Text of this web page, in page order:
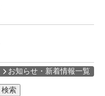
お知らせ・新着情報一覧